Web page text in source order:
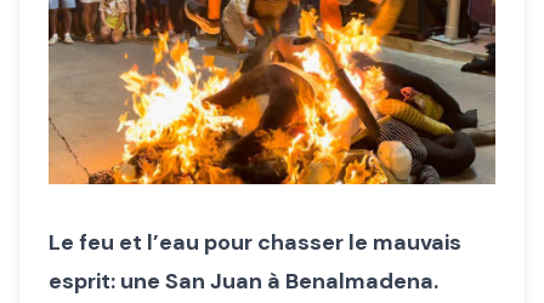
Le feu et l’eau pour chasser le mauvais
esprit: une San Juan à Benalmadena.